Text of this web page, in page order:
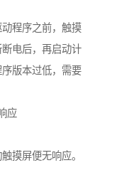
程序之前，触摸
电后，再启动计
版本过低，需要
应
摸屏便无响应。